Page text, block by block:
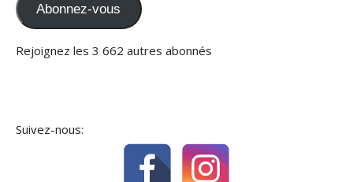
Abonnez-vous
Rejoignez les 3 662 autres abonnés
Suivez-nous: